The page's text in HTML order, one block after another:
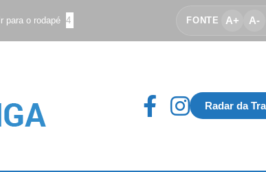
Ir para o rodapé 4 FONTE A+ A-
Radar da